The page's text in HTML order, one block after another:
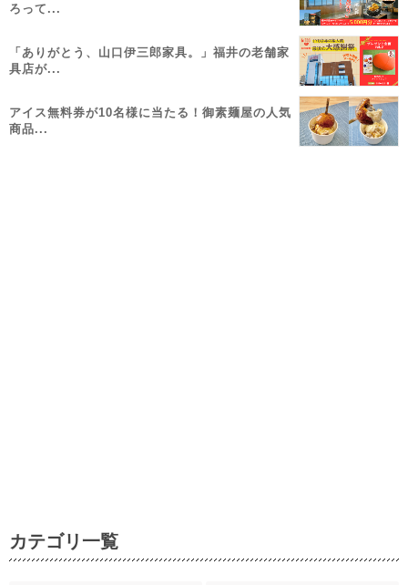
ろって...
「ありがとう、山口伊三郎家具。」福井の老舗家
具店が...
アイス無料券が10名様に当たる！御素麺屋の人気
商品...
カテゴリ一覧